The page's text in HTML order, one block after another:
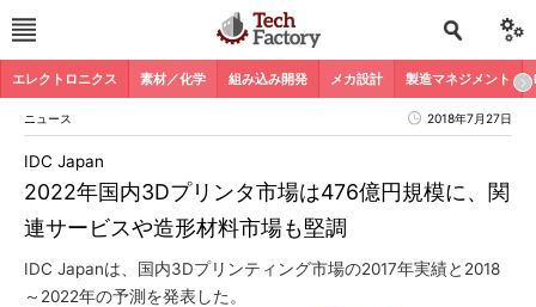
エレクトロニクス 素材／化学 組み込み開発 メカ設計 製造マネジメント
ニュース 2018年7月27日
2022年国内3Dプリンタ市場は476億円規模に、関
連サービスや造形材料市場も堅調
IDC Japan
IDC Japanは、国内3Dプリンティング市場の2017年実績と2018
～2022年の予測を発表した。